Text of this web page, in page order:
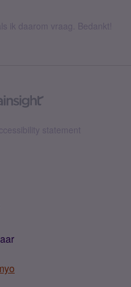
ik daarom vraag. Bedankt!
statement